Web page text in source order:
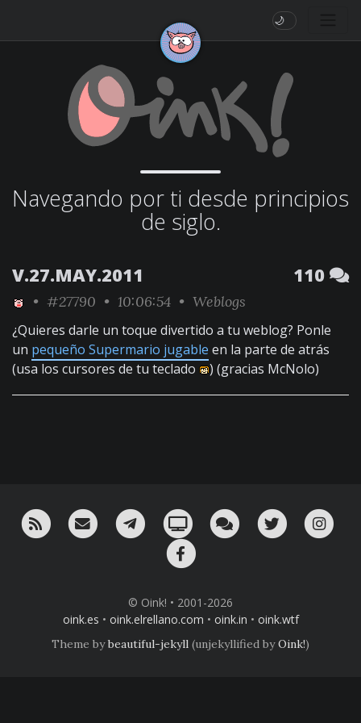
🌙
Navegando por ti desde principios
de siglo.
V.27.MAY.2011 110
• #27790 • 10:06:54 • Weblogs
¿Quieres darle un toque divertido a tu weblog? Ponle
un pequeño Supermario jugable en la parte de atrás
(usa los cursores de tu teclado
) (gracias McNolo)
RSS ¡Mándame un email!¡Nuestro canal en Telegram!
Oink! TV Charla con nosotros
Twitter
© Oink! • 2001-2026
oink.es • oink.elrellano.com • oink.in • oink.wtf
Theme bybeautiful-jekyll (unjekyllified byOink!)